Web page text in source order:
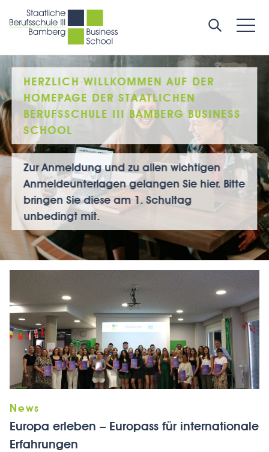
HERZLICH WILLKOMMEN AUF DER
HOMEPAGE DER STAATLICHEN
BERUFSSCHULE III BAMBERG BUSINESS
SCHOOL
Zur Anmeldung und zu allen wichtigen
Anmeldeunterlagen gelangen Sie hier. Bitte
bringen Sie diese am 1. Schultag
unbedingt mit.
Europa erleben – Europass für internationale
Erfahrungen